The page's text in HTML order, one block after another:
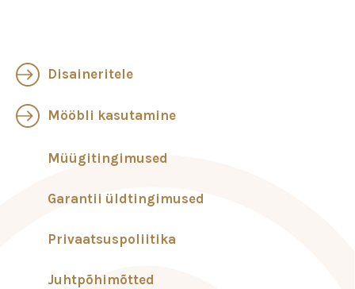
Disaineritele
Mööbli kasutamine
Müügitingimused
Garantii üldtingimused
Privaatsuspoliitika
Juhtpõhimõtted